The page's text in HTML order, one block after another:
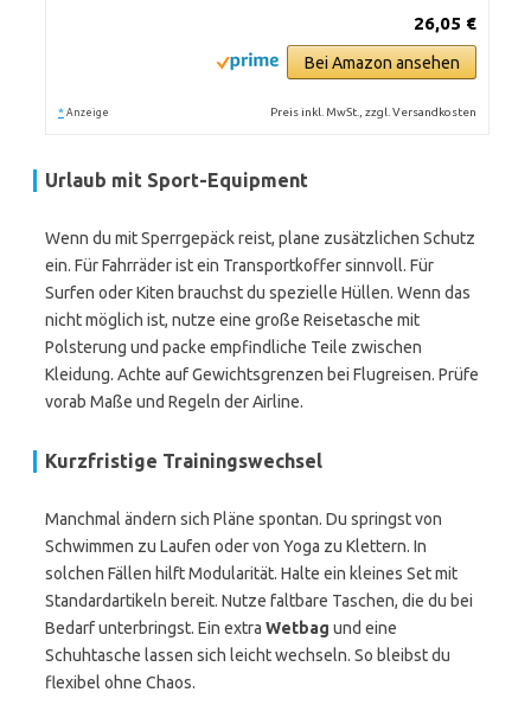
26,05 €
Bei Amazon ansehen
* Anzeige Preis inkl. MwSt., zzgl. Versandkosten
Urlaub mit Sport-Equipment
Wenn du mit Sperrgepäck reist, plane zusätzlichen Schutz
ein. Für Fahrräder ist ein Transportkoffer sinnvoll. Für
Surfen oder Kiten brauchst du spezielle Hüllen. Wenn das
nicht möglich ist, nutze eine große Reisetasche mit
Polsterung und packe empfindliche Teile zwischen
Kleidung. Achte auf Gewichtsgrenzen bei Flugreisen. Prüfe
vorab Maße und Regeln der Airline.
Kurzfristige Trainingswechsel
Manchmal ändern sich Pläne spontan. Du springst von
Schwimmen zu Laufen oder von Yoga zu Klettern. In
solchen Fällen hilft Modularität. Halte ein kleines Set mit
Standardartikeln bereit. Nutze faltbare Taschen, die du bei
Bedarf unterbringst. Ein extra Wetbag und eine
Schuhtasche lassen sich leicht wechseln. So bleibst du
flexibel ohne Chaos.